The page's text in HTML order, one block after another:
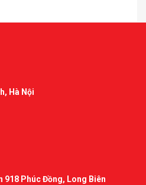
Hà Nội
918 Phúc Đồng, Long Biên